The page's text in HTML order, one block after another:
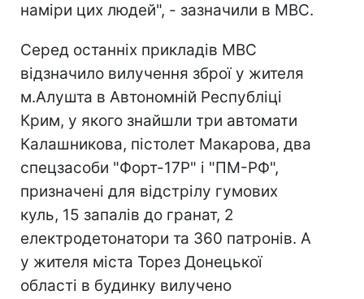
наміри цих людей", - зазначили в МВС.
Серед останніх прикладів МВС
відзначило вилучення зброї у жителя
м.Алушта в Автономній Республіці
Крим, у якого знайшли три автомати
Калашникова, пістолет Макарова, два
спецзасоби "Форт-17Р" і "ПМ-РФ",
призначені для відстрілу гумових
куль, 15 запалів до гранат, 2
електродетонатори та 360 патронів. А
у жителя міста Торез Донецької
області в будинку вилучено